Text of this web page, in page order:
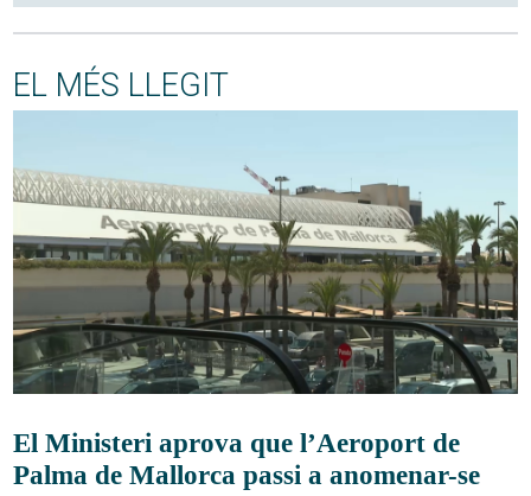
EL MÉS LLEGIT
El Ministeri aprova que l’Aeroport de
Palma de Mallorca passi a anomenar-se